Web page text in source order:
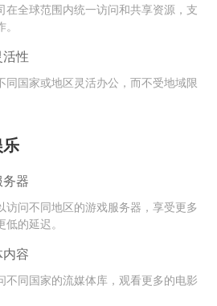
在全球范围内统一访问和共享资源，支
性
同国家或地区灵活办公，而不受地域限
器
访问不同地区的游戏服务器，享受更多
的延迟。
容
不同国家的流媒体库，观看更多的电影